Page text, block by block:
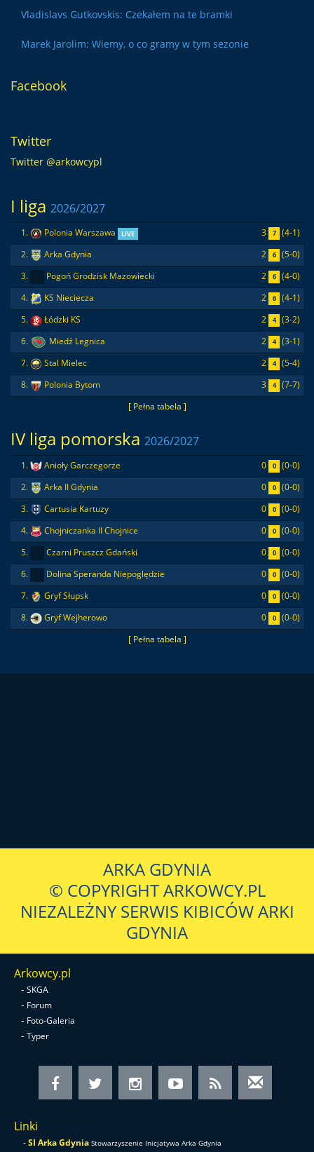
Vladislavs Gutkovskis: Czekałem na te bramki
Marek Jarolim: Wiemy, o co gramy w tym sezonie
Facebook
Twitter
Twitter @arkowcypl
I liga 2026/2027
[ Pełna tabela ]
1. Polonia Warszawa LIVE 3 7
(4-1)
2.
Arka Gdynia 2 6
(5-0)
3.
Pogoń Grodzisk Mazowiecki 2 6
(4-0)
4.
KS Nieciecza 2 6
(4-1)
5.
Łódzki KS 2 4
(3-2)
6.
Miedź Legnica 2 4
(3-1)
7.
Stal Mielec 2 4
(5-4)
8.
Polonia Bytom 3 4 (7-7)
IV liga pomorska 2026/2027
[ Pełna tabela ]
1. Anioły Garczegorze 0 0
(0-0)
2.
Arka II Gdynia 0 0
(0-0)
3.
Cartusia Kartuzy 0 0
(0-0)
4.
Chojniczanka II Chojnice 0 0
(0-0)
5.
Czarni Pruszcz Gdański 0 0
(0-0)
6.
Dolina Speranda Niepoględzie 0 0
(0-0)
7.
Gryf Słupsk 0 0
(0-0)
8.
Gryf Wejherowo 0 0 (0-0)
ARKA GDYNIA
© COPYRIGHT ARKOWCY.PL
NIEZALEŻNY SERWIS KIBICÓW ARKI
GDYNIA
Arkowcy.pl
- SKGA
- Forum
- Foto-Galeria
- Typer
Linki
-SI Arka Gdynia Stowarzyszenie Inicjatywa Arka Gdynia